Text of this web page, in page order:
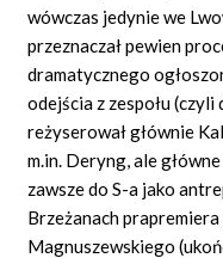
wówczas jedynie we
przeznaczał pewien
dramatycznego
odejścia z zespołu
reżyserował głównie
m.in. Deryng, ale
zawsze do S-a jako
Brzeżanach
Magnuszewskiego